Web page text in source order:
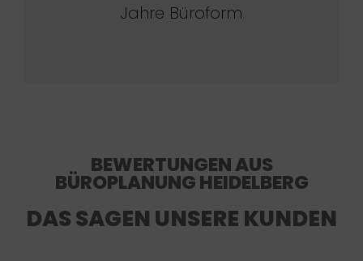
Jahre Büroform
BEWERTUNGEN AUS
BÜROPLANUNG HEIDELBERG
DAS SAGEN UNSERE KUNDEN